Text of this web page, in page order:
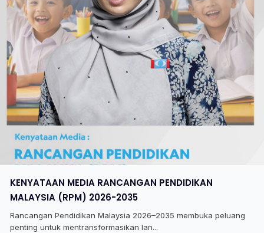
KENYATAAN MEDIA RANCANGAN PENDIDIKAN
MALAYSIA (RPM) 2026-2035
Rancangan Pendidikan Malaysia 2026–2035 membuka peluang
penting untuk mentransformasikan lan...